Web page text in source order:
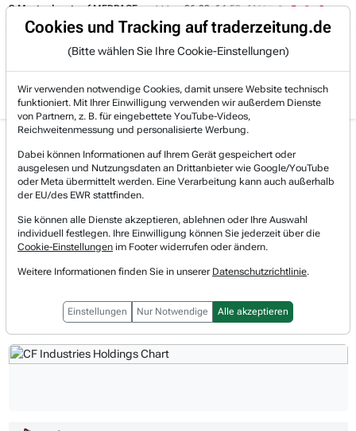
Trading-Room
auf MEDPACE. 06.08. 14:58 AMAZON (i) hat zwei Tage
CF Industries Holdings Aktie
News & Nachrichten
[WKN: A0ES9N | Symbol: CF]
Realtimekurs
-2,03 %
114,36 $
Vorbörsliche Indikationen
Regulärer Handel
Cookies und Tracking auf traderzeitung.de
(Bitte wählen Sie Ihre Cookie-Einstellungen)
Wir verwenden notwendige Cookies, damit unsere Website technisch
funktioniert. Mit Ihrer Einwilligung verwenden wir außerdem Dienste
von Partnern, z. B. für eingebettete YouTube-Videos,
Reichweitenmessung und personalisierte Werbung.
Dabei können Informationen auf Ihrem Gerät gespeichert oder
ausgelesen und Nutzungsdaten an Drittanbieter wie Google/YouTube
oder Meta übermittelt werden. Eine Verarbeitung kann auch außerhalb
der EU/des EWR stattfinden.
Sie können alle Dienste akzeptieren, ablehnen oder Ihre Auswahl
individuell festlegen. Ihre Einwilligung können Sie jederzeit über die
Cookie-Einstellungen im Footer widerrufen oder ändern.
Weitere Informationen finden Sie in unserer Datenschutzrichtlinie.
Einstellungen Nur Notwendige Alle akzeptieren